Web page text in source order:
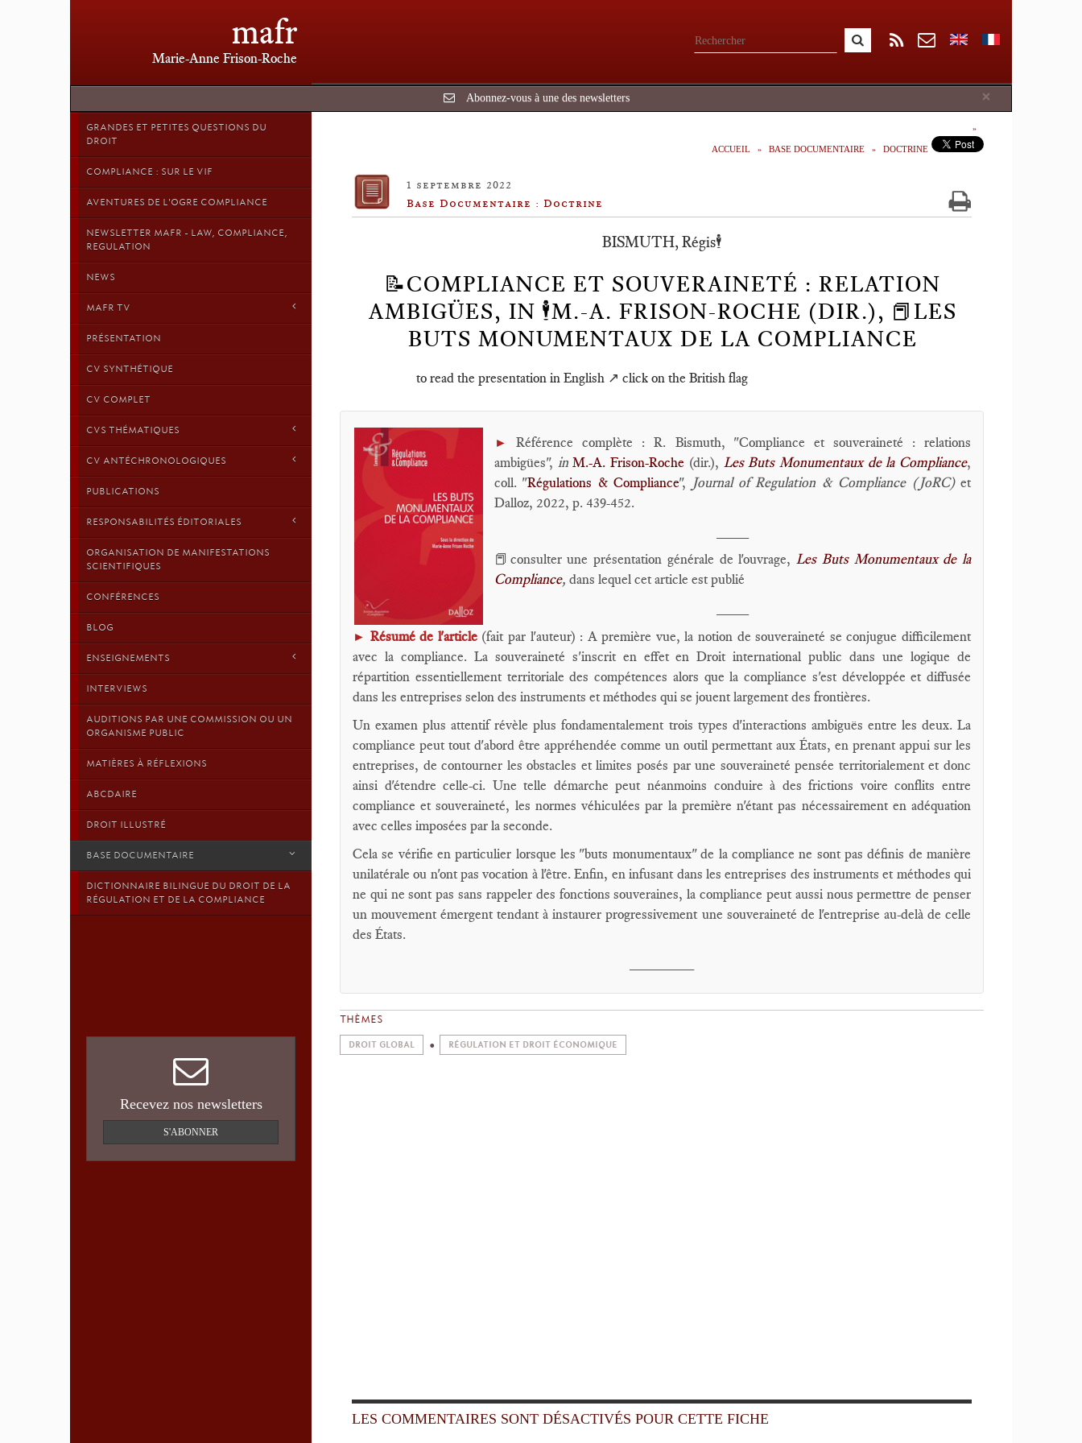
mafr
Marie-Anne Frison-Roche
×
Abonnez-vous à une des newsletters
GRANDES ET PETITES QUESTIONS DU
DROIT
COMPLIANCE : SUR LE VIF
AVENTURES DE L'OGRE COMPLIANCE
NEWSLETTER MAFR - LAW, COMPLIANCE,
REGULATION
NEWS
MAFR TV
PRÉSENTATION
CV SYNTHÉTIQUE
CV COMPLET
CVS THÉMATIQUES
CV ANTÉCHRONOLOGIQUES
PUBLICATIONS
RESPONSABILITÉS ÉDITORIALES
ORGANISATION DE MANIFESTATIONS
SCIENTIFIQUES
CONFÉRENCES
BLOG
ENSEIGNEMENTS
INTERVIEWS
AUDITIONS PAR UNE COMMISSION OU UN
ORGANISME PUBLIC
MATIÈRES À RÉFLEXIONS
ABCDAIRE
DROIT ILLUSTRÉ
BASE DOCUMENTAIRE
DICTIONNAIRE BILINGUE DU DROIT DE LA
RÉGULATION ET DE LA COMPLIANCE
Recevez nos newsletters
S'ABONNER
ACCUEIL BASE DOCUMENTAIRE DOCTRINE
1 septembre 2022
Base Documentaire : Doctrine
BISMUTH, Régis🕴️
📝COMPLIANCE ET SOUVERAINETÉ : RELATION
AMBIGÜES, IN 🕴️M.-A. FRISON-ROCHE (DIR.), 📕LES
BUTS MONUMENTAUX DE LA COMPLIANCE
to read the presentation in English ↗️ click on the British flag
►
Référence complète : R. Bismuth, "Compliance et souveraineté : relations
ambigües", in M.-A. Frison-Roche (dir.), Les Buts Monumentaux de la Compliance,
coll. "Régulations & Compliance", Journal of Regulation & Compliance (JoRC)et
Dalloz, 2022, p. 439-452.
📕consulter une présentation générale de l'ouvrage,Les Buts Monumentaux de la
Compliance, dans lequel cet article est publié
► Résumé de l'article (fait par l'auteur) : A première vue, la notion de souveraineté se conjugue difficilement
avec la compliance. La souveraineté s'inscrit en effet en Droit international public dans une logique de
répartition essentiellement territoriale des compétences alors que la compliance s'est développée et diffusée
dans les entreprises selon des instruments et méthodes qui se jouent largement des frontières.
Un examen plus attentif révèle plus fondamentalement trois types d'interactions ambiguës entre les deux. La
compliance peut tout d'abord être appréhendée comme un outil permettant aux États, en prenant appui sur les
entreprises, de contourner les obstacles et limites posés par une souveraineté pensée territorialement et donc
ainsi d'étendre celle-ci. Une telle démarche peut néanmoins conduire à des frictions voire conflits entre
compliance et souveraineté, les normes véhiculées par la première n'étant pas nécessairement en adéquation
avec celles imposées par la seconde.
Cela se vérifie en particulier lorsque les "buts monumentaux" de la compliance ne sont pas définis de manière
unilatérale ou n'ont pas vocation à l'être. Enfin, en infusant dans les entreprises des instruments et méthodes qui
ne qui ne sont pas sans rappeler des fonctions souveraines, la compliance peut aussi nous permettre de penser
un mouvement émergent tendant à instaurer progressivement une souveraineté de l'entreprise au-delà de celle
des États.
THÈMES
DROIT GLOBAL RÉGULATION ET DROIT ÉCONOMIQUE
LES COMMENTAIRES SONT DÉSACTIVÉS POUR CETTE FICHE